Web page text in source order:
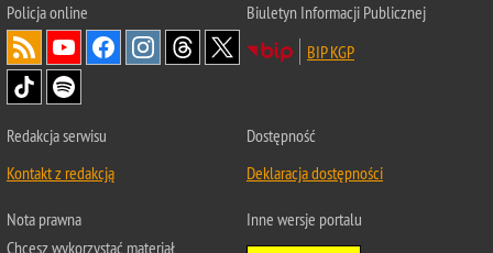
Policjaonline
Biuletyn Informacji Publicznej
BIP KGP
Redakcja serwisu
Kontakt z redakcją
Dostępność
Deklaracja dostępności
Nota prawna
Chcesz wykorzystać materiał
Inne wersje portalu